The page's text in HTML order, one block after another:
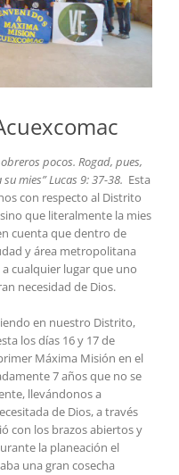
pocos. Rogad, pues,
mies” Lucas 9: 37-38. Esta
con respecto al Distrito
que literalmente la mies
cuenta que dentro de
y área metropolitana
cualquier lugar que uno
necesidad de Dios.
en nuestro Distrito,
los días 16 y 17 de
Máxima Misión en el
7 años que no se
llevándonos a
de Dios, a través
con los brazos abiertos y
la planeación el
una gran cosecha